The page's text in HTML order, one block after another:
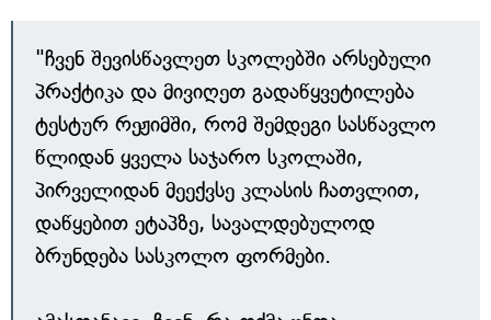
"ჩვენ შევისწავლეთ სკოლებში არსებული
პრაქტიკა და მივიღეთ გადაწყვეტილება
ტესტურ რეჟიმში, რომ შემდეგი სასწავლო
წლიდან ყველა საჯარო სკოლაში,
პირველიდან მეექვსე კლასის ჩათვლით,
დაწყებით ეტაპზე, სავალდებულოდ
ბრუნდება სასკოლო ფორმები.